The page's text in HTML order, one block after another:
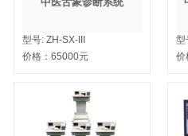
型号:ZH-SX-III
价格：65000元
价